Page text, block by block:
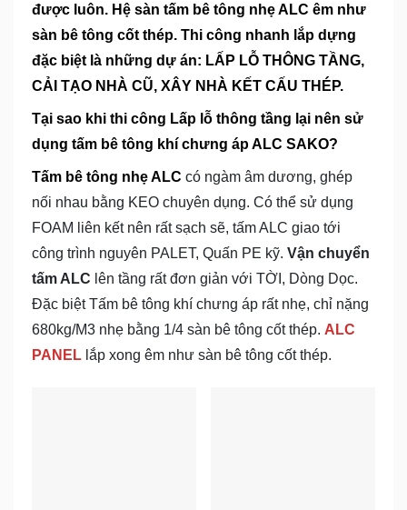
được luôn. Hệ sàn tấm bê tông nhẹ ALC êm như
sàn bê tông cốt thép. Thi công nhanh lắp dựng
đặc biệt là những dự án: LẤP LỖ THÔNG TẦNG,
CẢI TẠO NHÀ CŨ, XÂY NHÀ KẾT CẤU THÉP.
Tại sao khi thi công Lấp lỗ thông tầng lại nên sử
dụng tấm bê tông khí chưng áp ALC SAKO?
Tấm bê tông nhẹ ALC có ngàm âm dương, ghép
nối nhau bằng KEO chuyên dụng. Có thể sử dụng
FOAM liên kết nên rất sạch sẽ, tấm ALC giao tới
công trình nguyên PALET, Quấn PE kỹ. Vận chuyển
tấm ALC lên tầng rất đơn giản với TỜI, Dòng Dọc.
Đặc biệt Tấm bê tông khí chưng áp rất nhẹ, chỉ nặng
680kg/M3 nhẹ bằng 1/4 sàn bê tông cốt thép. ALC
PANEL lắp xong êm như sàn bê tông cốt thép.